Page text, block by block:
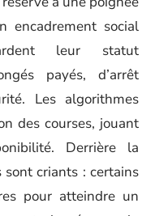
encadrement social
leur statut
payés, d’arrêt
Les algorithmes
des courses, jouant
Derrière la
criants : certains
pour atteindre un